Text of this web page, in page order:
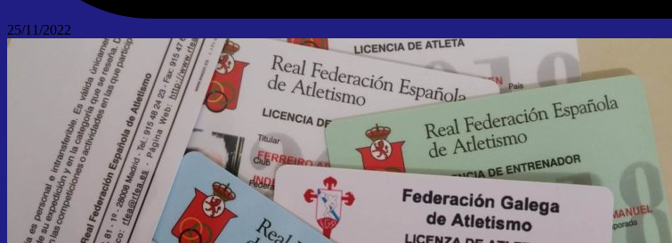
25/11/2022